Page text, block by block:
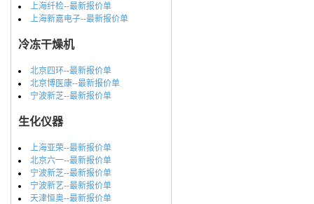
上海纤检--最新报价单
上海新嘉电子--最新报价单
冷冻干燥机
北京四环--最新报价单
北京博医康--最新报价单
宁波新芝--最新报价单
生化仪器
上海亚荣--最新报价单
北京六一--最新报价单
宁波新芝--最新报价单
宁波新艺--最新报价单
天津恒奥--最新报价单